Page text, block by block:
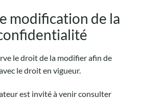
modification de la
le droit de la modifier afin de
le droit en vigueur.
est invité à venir consulter